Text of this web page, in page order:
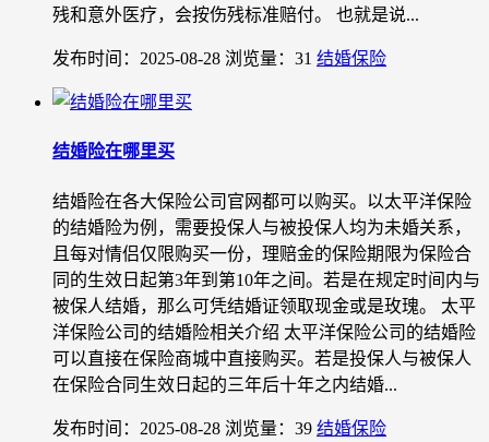
残和意外医疗，会按伤残标准赔付。 也就是说...
发布时间：2025-08-28 浏览量：31 结婚保险
结婚险在哪里买
结婚险在各大保险公司官网都可以购买。以太平洋保险
的结婚险为例，需要投保人与被投保人均为未婚关系，
且每对情侣仅限购买一份，理赔金的保险期限为保险合
同的生效日起第3年到第10年之间。若是在规定时间内与
被保人结婚，那么可凭结婚证领取现金或是玫瑰。 太平
洋保险公司的结婚险相关介绍 太平洋保险公司的结婚险
可以直接在保险商城中直接购买。若是投保人与被保人
在保险合同生效日起的三年后十年之内结婚...
发布时间：2025-08-28 浏览量：39 结婚保险